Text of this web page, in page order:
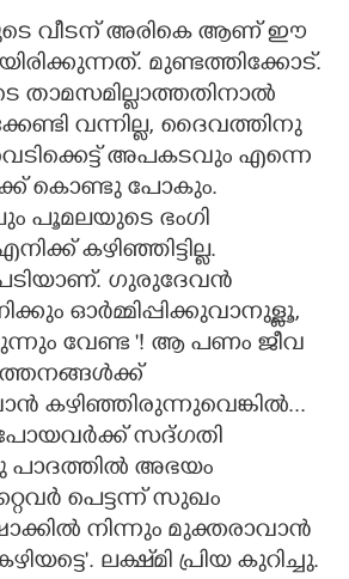
വീടന് അരികെ ആണ് ഈ
മുണ്ടത്തിക്കോട്.
താമസമില്ലാത്തതിനാൽ
വന്നില്ല, ദൈവത്തിനു
അപകടവും എന്നെ
കൊണ്ടു പോകും.
പൂമലയുടെ ഭംഗി
കഴിഞ്ഞിട്ടില്ല.
ഗുരുദേവൻ
ഓർമ്മിപ്പിക്കുവാനുള്ളൂ,
വേണ്ട '! ആ പണം ജീവ
കഴിഞ്ഞിരുന്നുവെങ്കിൽ...
പോയവർക്ക് സദ്ഗതി
പാദത്തിൽ അഭയം
പെട്ടന്ന് സുഖം
നിന്നും മുക്തരാവാൻ
ലക്ഷ്‌മി പ്രിയ കുറിച്ചു.